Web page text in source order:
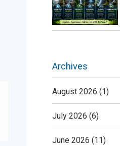
Archives
August 2026 (1)
July 2026 (6)
June 2026 (11)